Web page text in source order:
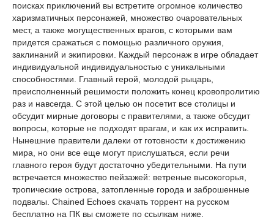
поисках приключений вы встретите огромное количество
харизматичных персонажей, множество очаровательных
мест, а также могущественных врагов, с которыми вам
придется сражаться с помощью различного оружия,
заклинаний и экипировки. Каждый персонаж в игре обладает
индивидуальной индивидуальностью с уникальными
способностями. Главный герой, молодой рыцарь,
преисполненный решимости положить конец кровопролитию
раз и навсегда. С этой целью он посетит все столицы и
обсудит мирные договоры с правителями, а также обсудит
вопросы, которые не подходят врагам, и как их исправить.
Нынешние правители далеки от готовности к достижению
мира, но они все еще могут прислушаться, если речи
главного героя будут достаточно убедительными. На пути
встречается множество пейзажей: ветреные высокогорья,
тропические острова, затопленные города и заброшенные
подвалы. Chained Echoes скачать торрент на русском
бесплатно на ПК вы сможете по ссылкам ниже.